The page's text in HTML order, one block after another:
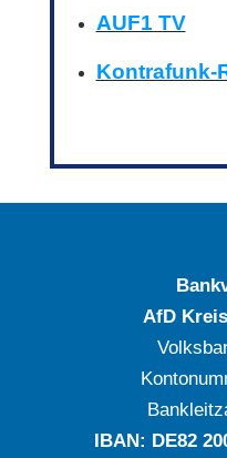
AUF1 TV
Kontrafunk-
AfD
IBAN: DE‍82